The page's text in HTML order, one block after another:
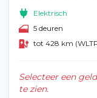
Elektrisch
5 deuren
tot 428 km
Selecteer een
te zien.